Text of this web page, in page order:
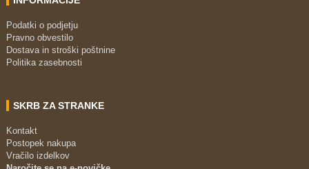
Podatki o podjetju
Pravno obvestilo
Dostava in stroški poštnine
Politika zasebnosti
SKRB ZA STRANKE
Kontakt
Postopek nakupa
Vračilo izdelkov